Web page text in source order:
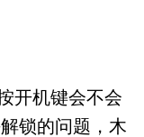
开机键会不会
锁的问题，木